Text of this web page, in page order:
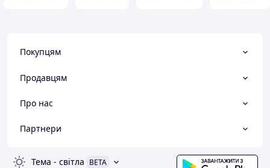
Покупцям
Продавцям
Про нас
Партнери
Тема - світла BETA